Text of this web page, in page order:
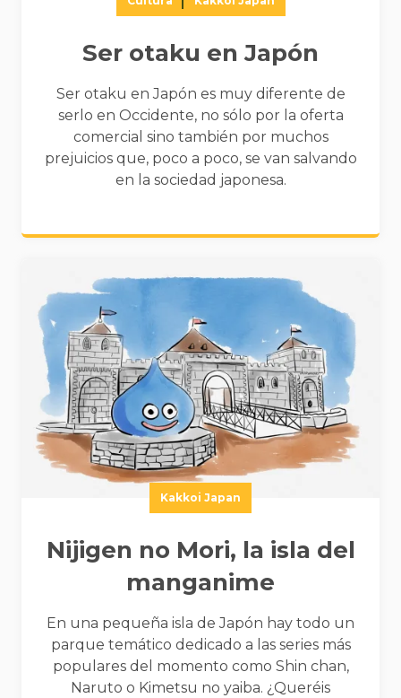
Ser otaku en Japón
Ser otaku en Japón es muy diferente de
serlo en Occidente, no sólo por la oferta
comercial sino también por muchos
prejuicios que, poco a poco, se van salvando
en la sociedad japonesa.
Kakkoi Japan
Nijigen no Mori, la isla del
manganime
En una pequeña isla de Japón hay todo un
parque temático dedicado a las series más
populares del momento como Shin chan,
Naruto o Kimetsu no yaiba. ¿Queréis